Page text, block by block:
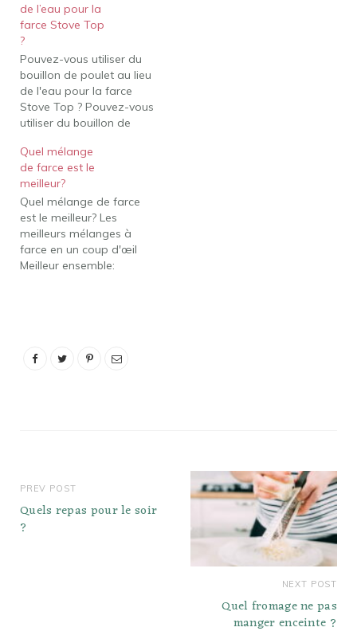
Rembourrage Stove
Top.Introduit1972Markets
WorldwidePropriétaires
précédentsGeneral
Foods Kraft
FoodsTaglineIf it's not
Stove Top, it's not
ThanksgivingWebsitekraf
de l’eau pour la
farce Stove Top
?
Pouvez-vous utiliser du
bouillon de poulet au lieu
de l'eau pour la farce
Stove Top ? Pouvez-vous
utiliser du bouillon de
pour la farce sur la
cuisinière ? Oui! Tout à
fait! En fait, c'est ce que
je recommande pour
ajouter un bouquet de
saveurs…
Quel mélange
de farce est le
meilleur?
Quel mélange de farce
est le meilleur? Les
meilleurs mélanges à
farce en un coup d'œil
Meilleur ensemble:
Trader Joe's et mélange
PREV POST
Quels repas pour le soir
?
NEXT POST
Quel fromage ne pas
manger enceinte ?